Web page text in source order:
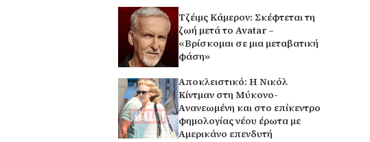
Τζέιμς Κάμερον: Σκέφτεται τη
ζωή μετά το Avatar –
«Βρίσκομαι σε μια μεταβατική
φάση»
Αποκλειστικό: Η Νικόλ
Κίντμαν στη Μύκονο-
Aνανεωμένη και στο επίκεντρο
φημολογίας νέου έρωτα με
Αμερικάνο επενδυτή